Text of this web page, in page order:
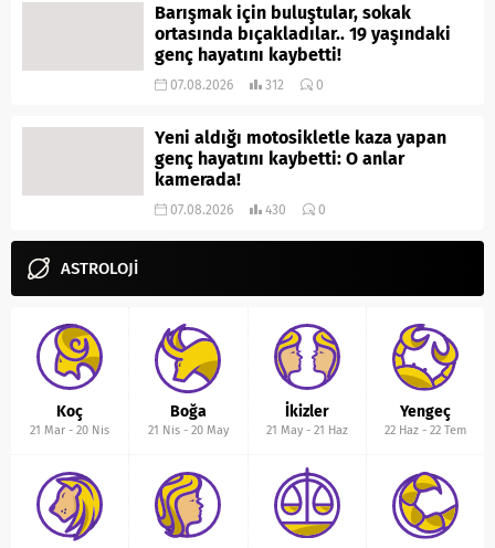
Barışmak için buluştular, sokak
ortasında bıçakladılar.. 19 yaşındaki
genç hayatını kaybetti!
07.08.2026 312 0
Yeni aldığı motosikletle kaza yapan
genç hayatını kaybetti: O anlar
kamerada!
07.08.2026 430 0
ASTROLOJİ
Koç
21 Mar -20 Nis
Boğa
21 Nis- 20 May
İkizler
21 May- 21 Haz
Yengeç
22 Haz- 22 Tem